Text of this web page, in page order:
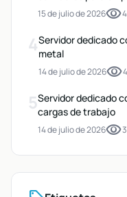
15 de julio de 2026visibility
4Servidor dedicado
metal
14 de julio de 2026visibility
5Servidor dedicado
cargas de trabajo
14 de julio de 2026visibility